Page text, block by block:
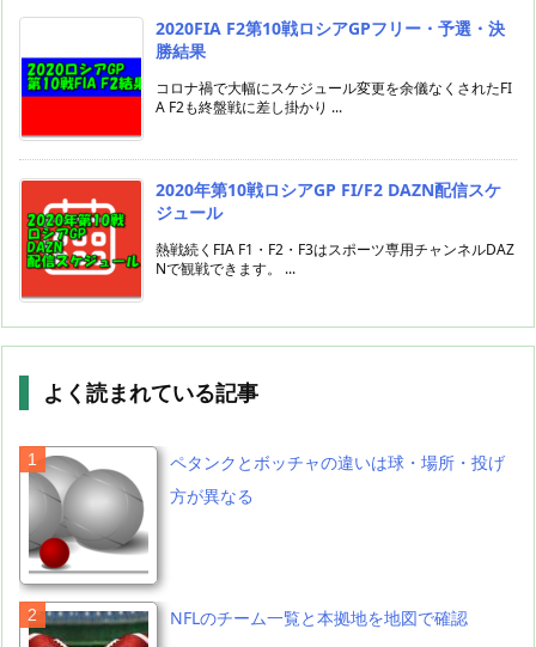
2020FIA F2第10戦ロシアGPフリー・予選・決
勝結果
コロナ禍で大幅にスケジュール変更を余儀なくされたFI
A F2も終盤戦に差し掛かり ...
2020年第10戦ロシアGP FI/F2 DAZN配信スケ
ジュール
熱戦続くFIA F1・F2・F3はスポーツ専用チャンネルDAZ
Nで観戦できます。 ...
よく読まれている記事
ペタンクとボッチャの違いは球・場所・投げ
方が異なる
NFLのチーム一覧と本拠地を地図で確認